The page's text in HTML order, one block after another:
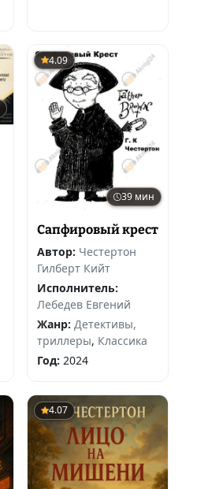
4.09
39 мин
Сапфировый крест
Автор: Честертон
Гилберт Кийт
Исполнитель:
Лебедев Евгений
Жанр: Детективы,
триллеры, Классика
Год: 2024
4.07